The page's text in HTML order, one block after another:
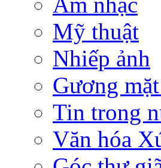
Mỹ thuật
Nhiếp ảnh
Gương
Tin trong
Văn hóa